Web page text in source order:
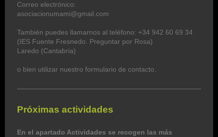
Correo electrónico:
asociacionumami@gmail.com
También puedes llamarnos al teléfono: +34 942 60 69 34
(IES Fuente Fresnedo. Preguntar por Rosa)
Laredo (Cantabria)
o bien utilizar nuestro formulario de contacto.
Próximas actividades
En el apartado Actividades se recogen las más